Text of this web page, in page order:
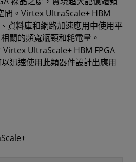
間。Virtex UltraScale+ HBM
資料庫和網路加速應用中使用平
關的頻寬瓶頸和耗電量。
Virtex UltraScale+ HBM FPGA
迅速使用此類器件設計出應用